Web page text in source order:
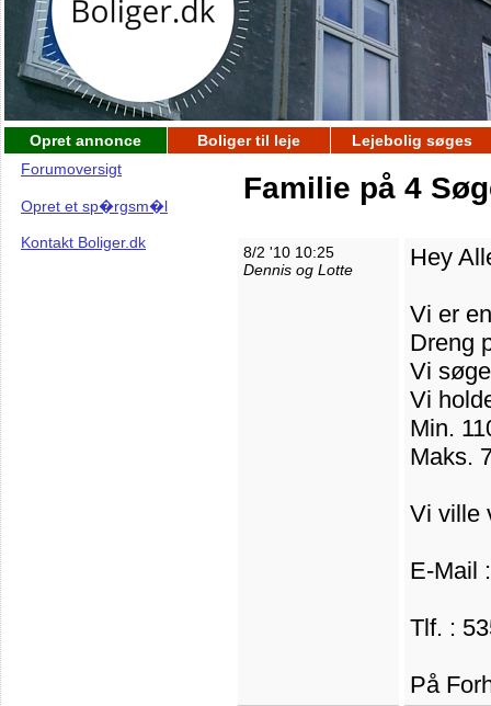
Opret annonce Boliger til leje
Lejebolig søges
Forumoversigt
Opret et sp�rgsm�l
Kontakt Boliger.dk
Familie på 4
8/2 '10 10:25
Dennis og Lotte
Hey
Vi er
Dreng
Vi
Vi
Min.
Maks.
Vi ville
E-Mail
Tlf. :
På